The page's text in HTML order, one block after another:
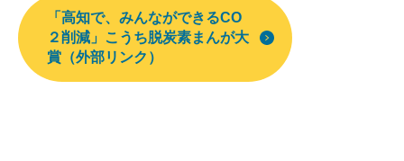
「高知で、みんなができるCO
２削減」こうち脱炭素まんが大
賞（外部リンク）